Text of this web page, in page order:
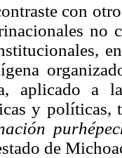
con
no
aplicado a
y políticas,
de